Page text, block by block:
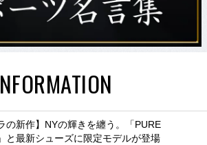
の新作】NYの輝きを纏う。「PURE
と最新シューズに限定モデルが登場